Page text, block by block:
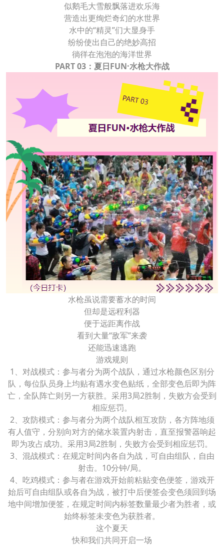
似鹅毛大雪般飘落进欢乐海
营造出更绚烂奇幻的水世界
水中的“精灵”们大显身手
纷纷使出自己的绝妙高招
徜徉在泡泡的海洋世界
PART 03：夏日FUN·水枪大作战
水枪虽说需要蓄水的时间
但却是远程利器
便于远距离作战
看到大量“敌军”来袭
还能迅速逃跑
游戏规则
1、对战模式：参与者分为两个战队，通过水枪颜色区别分
队，每位队员身上均贴有遇水变色贴纸，全部变色后即为阵
亡，全队阵亡则另一方获胜。采用3局2胜制，失败方会受到
相应惩罚。
2、攻防模式：参与者分为两个战队相互攻防，各方阵地须
有人值守，分别向对方的储水装置内射击，直至报警器响起
即为攻占成功。采用3局2胜制，失败方会受到相应惩罚。
3、混战模式：在规定时间内各自为战，可自由组队，自由
射击。10分钟/局。
4、吃鸡模式：参与者在游戏开始前粘贴变色便签，游戏开
始后可自由组队或各自为战，被打中后便签会变色须回到场
地中间增加便签，在规定时间内标签数量最少者为胜者，或
始终标签未变色为获胜者。
这个夏天
快和我们共同开启一场